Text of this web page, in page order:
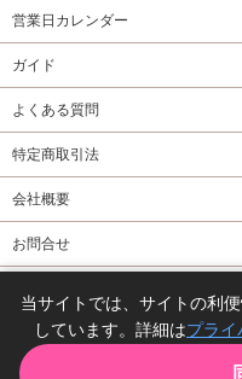
恋をしてみても」完結
記念Gratte オンライン
セット（有償特典アク
6種ランダム））
1,200 円（税込）
窪田マル 窪田マ
アクリルアートボード
(A5サイズ)「イケない
【コ
グッ
グで
（
営業日カレンダー
ガイド
よくある質問
特定商取引法
会社概要
お問合せ
当サイトでは、サイトの利
しています。詳細はプライ